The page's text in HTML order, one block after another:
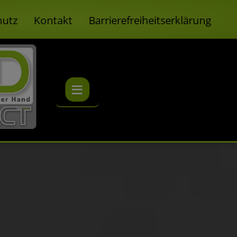
Kontakt Barrierefreiheitserklärung